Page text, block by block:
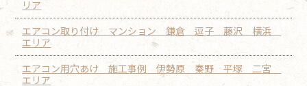
リア
エアコン取り付け マンション 鎌倉 逗子 藤沢 横浜
エリア
エアコン用穴あけ 施工事例 伊勢原 秦野 平塚 二宮
エリア